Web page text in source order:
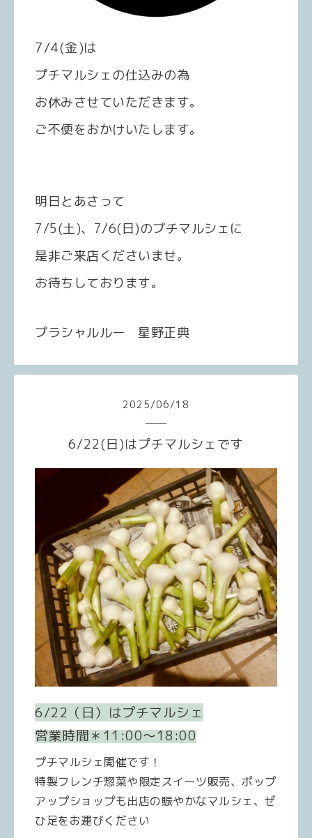
7/4(金)は
プチマルシェの仕込みの為
お休みさせていただきます。
ご不便をおかけいたします。
明日とあさって
7/5(土)、7/6(日)のプチマルシェに
是非ご来店くださいませ。
お待ちしております。
プラシャルルー 星野正典
2025/06/18
6/22(日)はプチマルシェです
6/22（日）はプチマルシェ
営業時間＊11:00〜18:00
プチマルシェ開催です！
特製フレンチ惣菜や限定スイーツ販売、ポップ
アップショップも出店の賑やかなマルシェ、ぜ
ひ足をお運びください